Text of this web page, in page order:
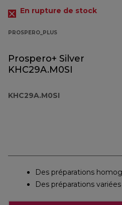
En rupture de stock
PROSPERO_PLUS
Prospero+ Silver
KHC29A.M0SI
KHC29A.M0SI
Des préparations
Des préparations